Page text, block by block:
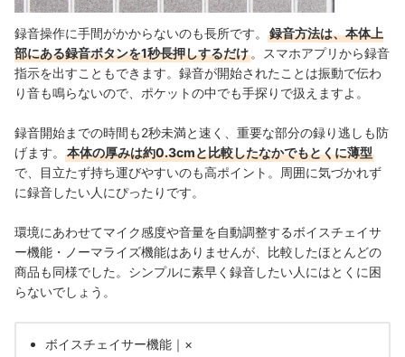
録音操作に手間がかからないのも長所です。
録音方法は、本体上
部にある録音ボタンを1秒長押しするだけ。スマホアプリから録音
指示を出すこともできます。録音が開始されたことは振動で伝わ
り音も鳴らないので、ポケットの中でも手探りで扱えますよ。
録音開始までの時間も2秒未満と速く、重要な部分の録り逃しも防
げます。
本体の厚みは約0.3cmと比較したなかでもとくに薄型
で、目立たず持ち運びやすいのも高ポイント。周囲に気づかれず
に録音したい人にぴったりです。
環境にあわせてマイク感度や音量を自動調整するボイスチェイサ
ー機能・ノーマライズ機能はありませんが、比較したほとんどの
商品も同様でした。シンプルに素早く録音したい人にはとくに困
らないでしょう。
ボイスチェイサー機能｜×